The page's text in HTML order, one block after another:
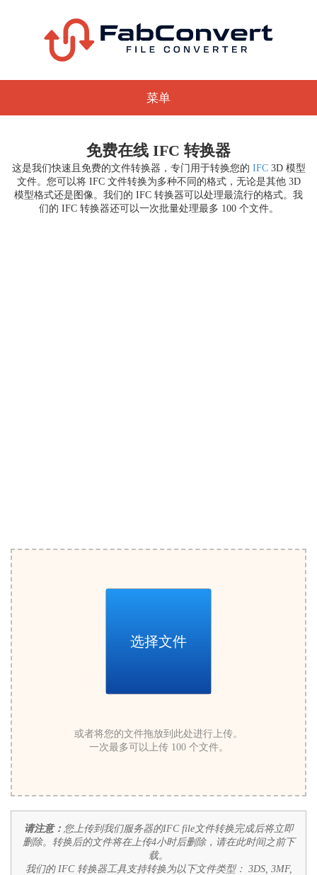
菜单
免费在线 IFC 转换器
这是我们快速且免费的文件转换器，专门用于转换您的 IFC3D 模型
文件。您可以将 IFC 文件转换为多种不同的格式，无论是其他 3D
模型格式还是图像。我们的 IFC 转换器可以处理最流行的格式。我
们的 IFC 转换器还可以一次批量处理最多 100 个文件。
选择文件
或者将您的文件拖放到此处进行上传。
一次最多可以上传 100 个文件。
请注意： 您上传到我们服务器的IFC file文件转换完成后将立即
删除。转换后的文件将在上传4小时后删除，请在此时间之前下
载。
我们的 IFC 转换器工具支持转换为以下文件类型： 3DS, 3MF,